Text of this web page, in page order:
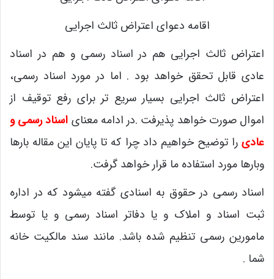
اقامه دعوای اعتراض ثالث اجرایی
اعتراض ثالث اجرایی هم در اسناد رسمی و هم در اسناد
عادی قابل تحقق خواهد بود . اما در مورد اسناد رسمی،
اعتراض ثالث اجرایی بسیار سریع تر برای رفع توقیف از
اموال صورت خواهد پذیرفت .در ادامه معنای اسناد رسمی و
عادی را توضیح خواهیم داد چرا که تا پایان این مقاله بارها
وبارها مورد استفاده ما قرار خواهد گرفت.
اسناد رسمی در حقوق به اسنادی گفته میشود که در اداره
ثبت اسناد و املاک و یا دفاتر اسناد رسمی و یا توسط
مامورین رسمی تنظیم شده باشد. مانند سند مالکیت خانه
شما .